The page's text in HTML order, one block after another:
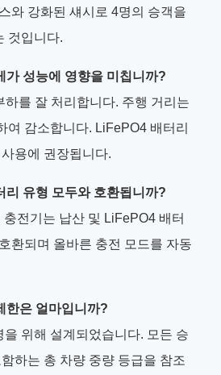
와 강화된 섀시로 4명의 승객을
것입니다.
가 성능에 영향을 미칩니까?
하를 잘 처리합니다. 주행 거리는
여 감소합니다. LiFePO4 배터리
용에 권장됩니다.
리 유형 모두와 호환됩니까?
전기는 납산 및 LiFePO4 배터
환되며 올바른 충전 모드를 자동
한은 얼마입니까?
위해 설계되었습니다. 모든 승
하는 총 차량 중량 등급을 참조